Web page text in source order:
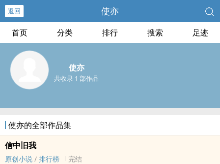
返回 使亦
首页 分类 排行 搜索 足迹
使亦
共收录 1 部作品
使亦的全部作品集
信中旧我
原创小说 / 排行榜
完结